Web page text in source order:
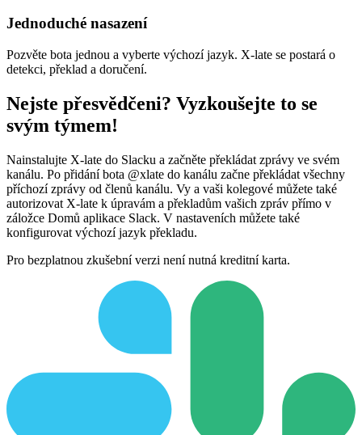
Jednoduché nasazení
Pozvěte bota jednou a vyberte výchozí jazyk. X-late se postará o
detekci, překlad a doručení.
Nejste přesvědčeni? Vyzkoušejte to se
svým týmem!
Nainstalujte X-late do Slacku a začněte překládat zprávy ve svém
kanálu. Po přidání bota @xlate do kanálu začne překládat všechny
příchozí zprávy od členů kanálu. Vy a vaši kolegové můžete také
autorizovat X-late k úpravám a překladům vašich zpráv přímo v
záložce Domů aplikace Slack. V nastaveních můžete také
konfigurovat výchozí jazyk překladu.
Pro bezplatnou zkušební verzi není nutná kreditní karta.